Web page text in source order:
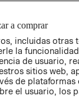
COMERCIO - SIC
PETICIONES
QUEJAS Y
RECLAMOS
a comprar
incluidas otras
la
de usuario,
sitios web,
de plataformas
el usuario, los